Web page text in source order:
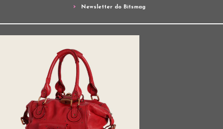
Newsletter do Bitsmag